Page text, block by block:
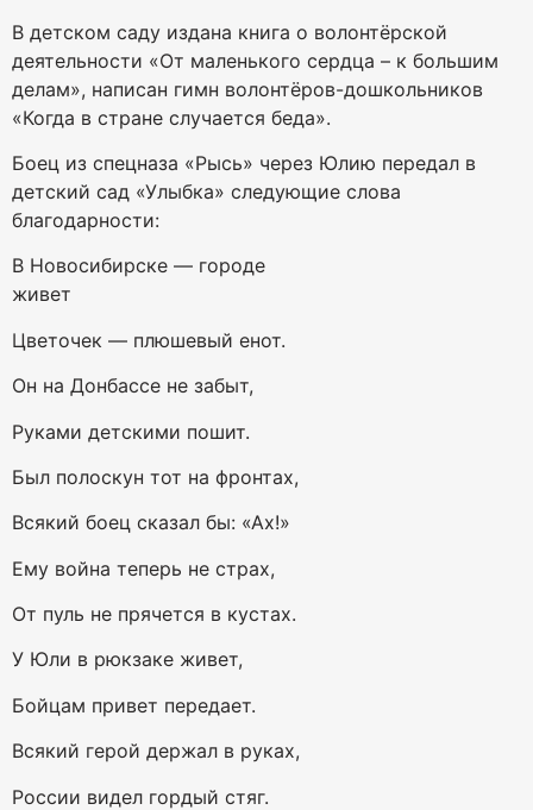
В детском саду издана книга о волонтёрской
деятельности «От маленького сердца – к большим
делам», написан гимн волонтёров-дошкольников
«Когда в стране случается беда».
Боец из спецназа «Рысь» через Юлию передал в
детский сад «Улыбка» следующие слова
благодарности:
В Новосибирске — городе
живет
Цветочек — плюшевый енот.
Он на Донбассе не забыт,
Руками детскими пошит.
Был полоскун тот на фронтах,
Всякий боец сказал бы: «Ах!»
Ему война теперь не страх,
От пуль не прячется в кустах.
У Юли в рюкзаке живет,
Бойцам привет передает.
Всякий герой держал в руках,
России видел гордый стяг.